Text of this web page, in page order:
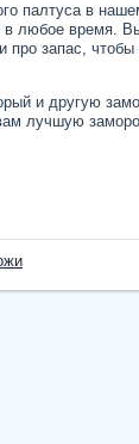
палтуса в
в любое время.
про запас,
и другую
лучшую